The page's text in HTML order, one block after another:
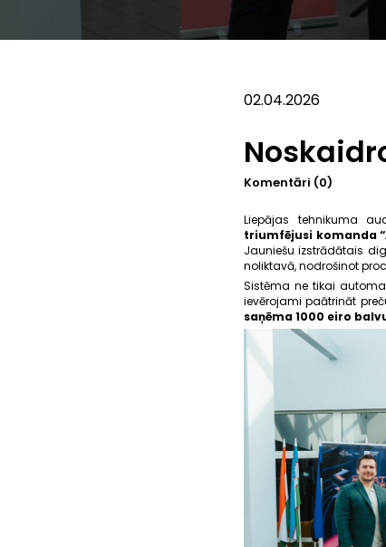
02.04.2026
Komentāri (0)
Liepājas tehnikuma
triumfējusi komanda
Jauniešu izstrādātais
noliktavā, nodrošinot
Sistēma ne tikai
ievērojami paātrināt
saņēma 1000 eiro